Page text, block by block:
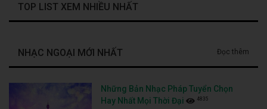
TOP LIST XEM NHIỀU NHẤT
NHẠC NGOẠI MỚI NHẤT Đọc thêm
Những Bản Nhạc Pháp Tuyển Chọn
Hay Nhất Mọi Thời Đại
4835